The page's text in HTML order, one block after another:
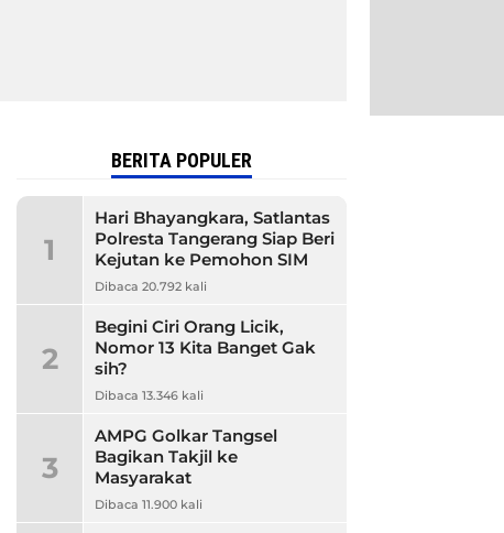
BERITA POPULER
1
Hari Bhayangkara, Satlantas
Polresta Tangerang Siap Beri
Kejutan ke Pemohon SIM
Dibaca 20.792 kali
2
Begini Ciri Orang Licik,
Nomor 13 Kita Banget Gak
sih?
Dibaca 13.346 kali
3
AMPG Golkar Tangsel
Bagikan Takjil ke
Masyarakat
Dibaca 11.900 kali